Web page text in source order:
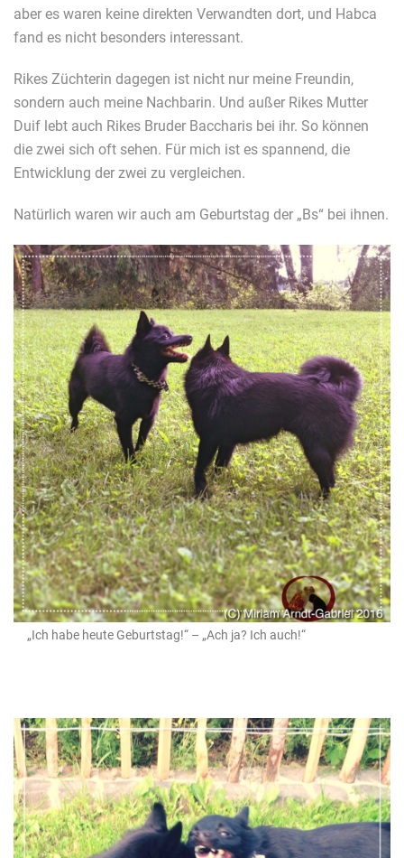
aber es waren keine direkten Verwandten dort, und Habca
fand es nicht besonders interessant.
Rikes Züchterin dagegen ist nicht nur meine Freundin,
sondern auch meine Nachbarin. Und außer Rikes Mutter
Duif lebt auch Rikes Bruder Baccharis bei ihr. So können
die zwei sich oft sehen. Für mich ist es spannend, die
Entwicklung der zwei zu vergleichen.
Natürlich waren wir auch am Geburtstag der „Bs“ bei ihnen.
„Ich habe heute Geburtstag!“ – „Ach ja? Ich auch!“